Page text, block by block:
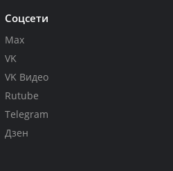
Соцсети
Max
VK
VK Видео
Rutube
Telegram
Дзен